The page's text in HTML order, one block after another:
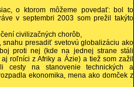
o ktorom môžeme povedať: bol to
v septembri 2003 som prežil takýto
civilizačných chorôb,
presadiť svetovú globalizáciu ako
proti nej (kde na jednej strane stáli
roľníci z Afriky a Ázie) a tiež som zažil
cesty na stanovenie technických a
ekonomika, mena ako domček z